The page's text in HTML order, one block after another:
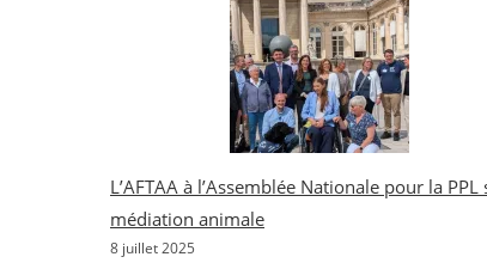
L’AFTAA à l’Assemblée Nationale pour la PPL
médiation animale
8 juillet 2025